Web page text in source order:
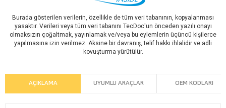
Burada gösterilen verilerin, özellikle de tüm veri tabanının, kopyalanması
yasaktır. Verileri veya tüm veri tabanını TecDoc'un önceden yazılı onayı
olmaksızın çoğaltmak, yayınlamak ve/veya bu eylemlerin üçüncü kişilerce
yapılmasına izin verilmez. Aksine bir davranış, telif hakkı ihlalidir ve adli
kovuşturma yürütülür.
AÇIKLAMA UYUMLU ARAÇLAR OEM KODLARI